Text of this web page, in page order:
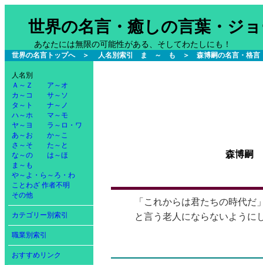
世界の名言・癒しの言葉・ジ
あなたには無限の可能性がある、そしてわたしにも！
世界の名言トップへ＞ 人名別索引 ま ～ も ＞ 森博嗣の名言・格言
人名別
Ａ～Ｚ
ア～オ
カ～コ
サ～ソ
タ～ト
ナ～ノ
ハ～ホ
マ～モ
ヤ～ヨ
ラ～ロ・ワ
あ～お
か～こ
さ～そ
た～と
な～の
は～ほ
ま～も
や～よ・ら～ろ・わ
ことわざ 作者不明
その他
カテゴリー別索引
職業別索引
おすすめリンク
森博嗣
「これからは君たちの時代だ
と言う老人にならないように